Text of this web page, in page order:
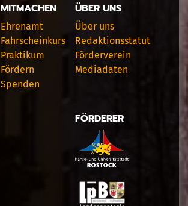
MITMACHEN
Ehrenamt
Fahrscheinkurs
Praktikum
Fördern
Spenden
ÜBER UNS
Über uns
Redaktionsstatut
Förderverein
Mediadaten
FÖRDERER